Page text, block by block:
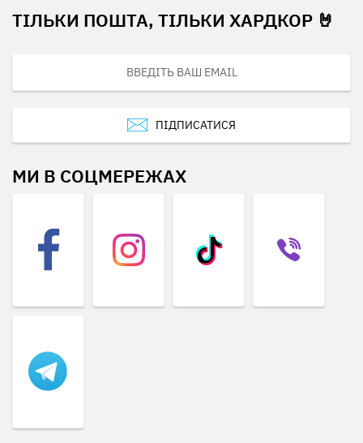
ТІЛЬКИ ПОШТА, ТІЛЬКИ ХАРДКОР 🤘
ПІДПИСАТИСЯ
МИ В СОЦМЕРЕЖАХ